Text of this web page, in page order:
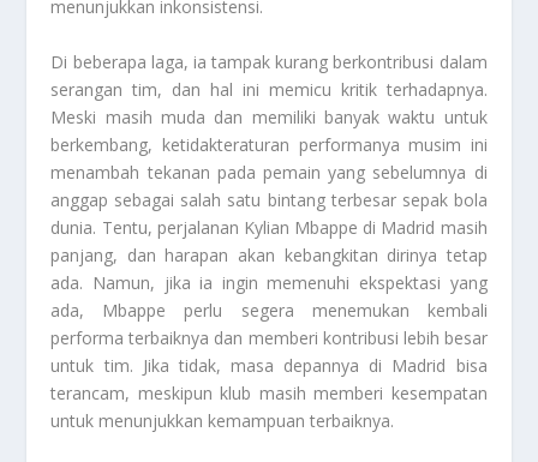
menunjukkan inkonsistensi.
Di beberapa laga, ia tampak kurang berkontribusi dalam
serangan tim, dan hal ini memicu kritik terhadapnya.
Meski masih muda dan memiliki banyak waktu untuk
berkembang, ketidakteraturan performanya musim ini
menambah tekanan pada pemain yang sebelumnya di
anggap sebagai salah satu bintang terbesar sepak bola
dunia. Tentu, perjalanan Kylian Mbappe di Madrid masih
panjang, dan harapan akan kebangkitan dirinya tetap
ada. Namun, jika ia ingin memenuhi ekspektasi yang
ada, Mbappe perlu segera menemukan kembali
performa terbaiknya dan memberi kontribusi lebih besar
untuk tim. Jika tidak, masa depannya di Madrid bisa
terancam, meskipun klub masih memberi kesempatan
untuk menunjukkan kemampuan terbaiknya.